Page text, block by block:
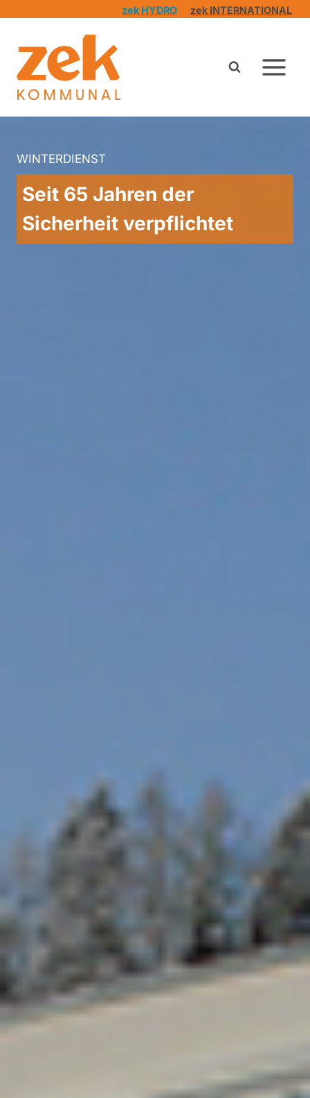
springen
zek HYDRO zek INTERNATIONAL
WINTERDIENST
Seit 65 Jahren der
Sicherheit verpflichtet